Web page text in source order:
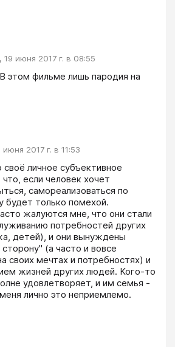
, 19 июня 2017 г. в 08:55
этом фильме лишь пародия на
июня 2017 г. в 11:53
личное субъективное
если человек хочет
самореализоваться по
будет только помехой.
жалуются мне, что они стали
потребностей других
детей), и они вынуждены
(а часто и вовсе
своих мечтах и потребностях) и
жизней других людей. Кого-то
удовлетворяет, и им семья -
лично это неприемлемо.